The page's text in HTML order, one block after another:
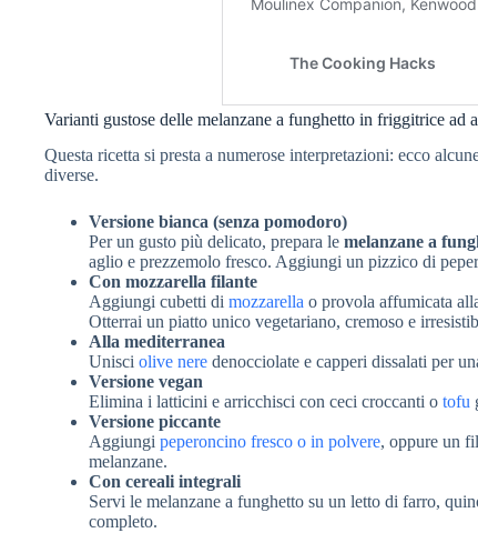
Varianti gustose delle melanzane a funghetto in friggitrice ad
Questa ricetta si presta a numerose interpretazioni: ecco
diverse.
Versione bianca (senza pomodoro)
Per un gusto più delicato, prepara le melanzane a
aglio e prezzemolo fresco. Aggiungi un pizzico di
Con mozzarella filante
Aggiungi cubetti di mozzarella o provola affumicata
Otterrai un piatto unico vegetariano, cremoso e
Alla mediterranea
Unisci olive nere denocciolate e capperi dissalati per
Versione vegan
Elimina i latticini e arricchisci con ceci croccanti o tofu
Versione piccante
Aggiungi peperoncino fresco o in polvere, oppure un
melanzane.
Con cereali integrali
Servi le melanzane a funghetto su un letto di farro,
completo.